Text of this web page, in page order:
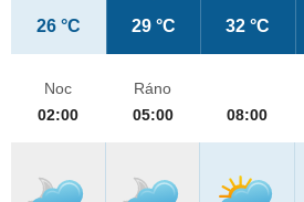
26 °C 29 °C 32 °C
Noc
02:00
Ráno
05:00
08:00